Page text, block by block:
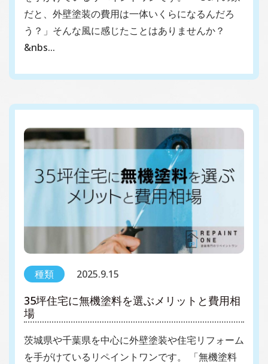
だと、外壁塗装の費用は一体いくらになるんだろ
う？」そんな風に感じたことはありませんか？
&nbs…
種類 2025.9.15
35坪住宅に無機塗料を選ぶメリットと費用相
場
茨城県や千葉県を中心に外壁塗装や住宅リフォーム
を手がけているリペイントワンです。 「無機塗料